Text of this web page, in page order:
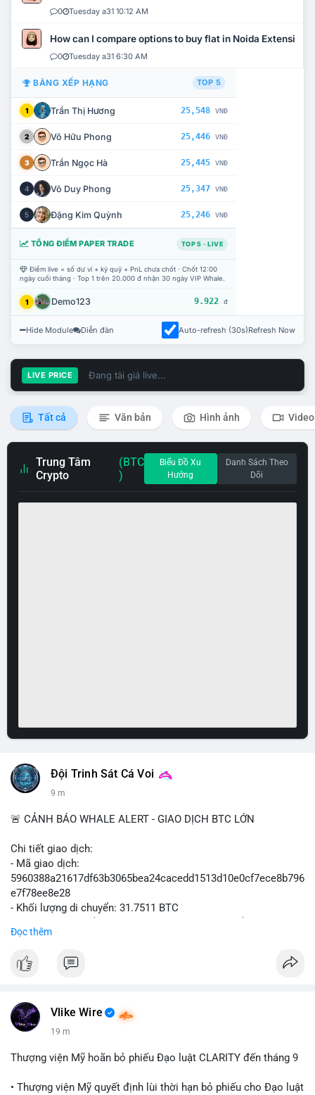
0 Tuesday a31 10:12 AM
How can I compare options to buy flat in Noida Extension?
0 Tuesday a31 6:30 AM
BẢNG XẾP HẠNG TOP 5
1 Trần Thị Hương 25,548 VNĐ
2 Võ Hữu Phong 25,446 VNĐ
3 Trần Ngọc Hà 25,445 VNĐ
4 Võ Duy Phong 25,347 VNĐ
5 Đặng Kim Quỳnh 25,246 VNĐ
TỔNG ĐIỂM PAPER TRADE TOP 5 · LIVE
Điểm live = số dư ví + ký quỹ + PnL chưa chốt · Chốt 12:00
ngày cuối tháng · Top 1 trên 20.000 đ nhận 30 ngày VIP Whale.
1 Demo123 9.922 đ
Hide Module Diễn đàn Auto-refresh (30s)Refresh Now
LIVE PRICE Đang tải giá live...
Tất cả Văn bản Hình ảnh Video
Trung Tâm
Crypto
(BTC
)
Biểu Đồ Xu
Hướng
Danh Sách Theo
Dõi
Đội Trinh Sát Cá Voi
9 m
🚨 CẢNH BÁO WHALE ALERT - GIAO DỊCH BTC LỚN
Chi tiết giao dịch:
- Mã giao dịch:
5960388a21617df63b3065bea24cacedd1513d10e0cf7ece8b796
e7f78ee8e28
- Khối lượng di chuyển: 31.7511 BTC
USD)
Đọc thêm
Vlike Wire
19 m
Thượng viện Mỹ hoãn bỏ phiếu Đạo luật CLARITY đến tháng 9
• Thượng viện Mỹ quyết định lùi thời hạn bỏ phiếu cho Đạo luật